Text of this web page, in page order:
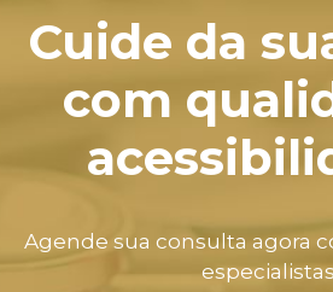
Cuide da
com
Agende sua consulta agora